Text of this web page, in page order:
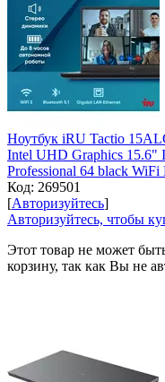
Ноутбук iRU Tactio
Intel UHD Graphics 15.6"
Professional 64 black
Код: 269501
[Авторизуйтесь]
Авторизуйтесь, чтобы
Этот товар не может
корзину, так как Вы не